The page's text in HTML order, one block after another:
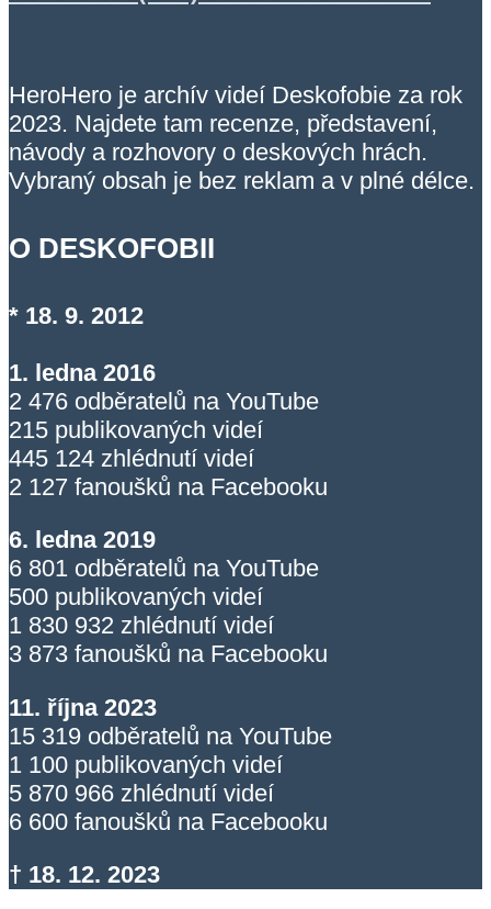
HeroHero je archív videí Deskofobie za rok
2023. Najdete tam recenze, představení,
návody a rozhovory o deskových hrách.
Vybraný obsah je bez reklam a v plné délce.
O DESKOFOBII
* 18. 9. 2012
1. ledna 2016
2 476 odběratelů na YouTube
215 publikovaných videí
445 124 zhlédnutí videí
2 127 fanoušků na Facebooku
6. ledna 2019
6 801 odběratelů na YouTube
500 publikovaných videí
1 830 932 zhlédnutí videí
3 873 fanoušků na Facebooku
11. října 2023
15 319 odběratelů na YouTube
1 100 publikovaných videí
5 870 966 zhlédnutí videí
6 600 fanoušků na Facebooku
† 18. 12. 2023